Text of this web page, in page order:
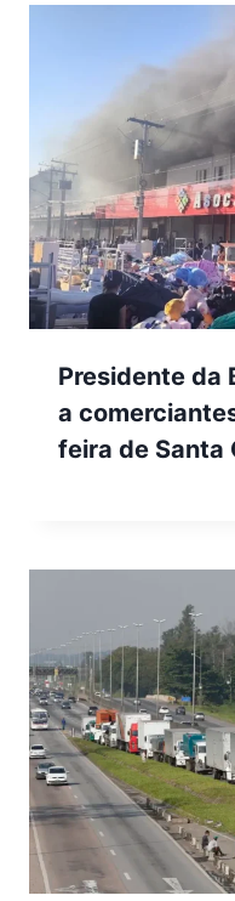
Presidente da
a
feira de Santa